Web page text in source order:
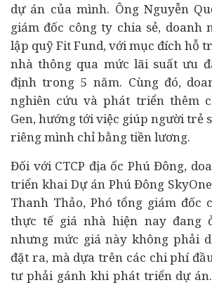
dự án của mình. Ông Nguyễn
giám đốc công ty chia sẻ, doanh
lập quỹ Fit Fund, với mục đích hỗ
nhà thông qua mức lãi suất ưu
định trong 5 năm. Cùng đó,
nghiên cứu và phát triển thêm
Gen, hướng tới việc giúp người trẻ
riêng mình chỉ bằng tiền lương.
Đối với CTCP địa ốc Phú Đông,
triển khai Dự án Phú Đông
Thanh Thảo, Phó tổng giám đốc
thực tế giá nhà hiện nay đang
nhưng mức giá này không phải
đặt ra, mà dựa trên các chi phí
tư phải gánh khi phát triển dự